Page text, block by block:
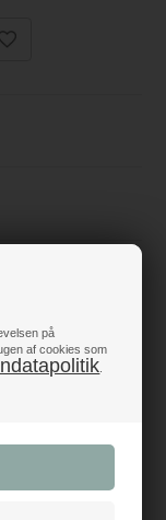
på
af cookies som